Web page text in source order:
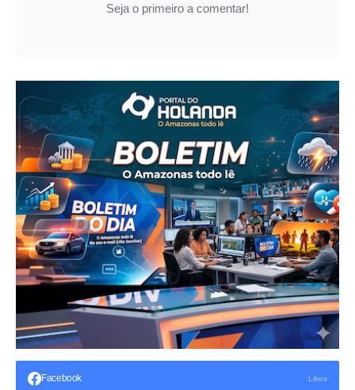
Seja o primeiro a comentar!
Facebook Likes